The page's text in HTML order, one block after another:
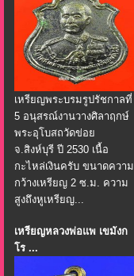
เหรียญพระบรมรูปรัชกาลที่
5 อนุสรณ์งานวางศิลาฤกษ์
พระอุโบสถวัดข่อย
จ.สิงห์บุรี ปี 2530 เนื้อ
กะไหล่เงินครับ ขนาดความ
กว้างเหรียญ 2 ซ.ม. ความ
สูงถึงหูเหรียญ...
เหรียญหลวงพ่อแพ เขมังก
โร ...